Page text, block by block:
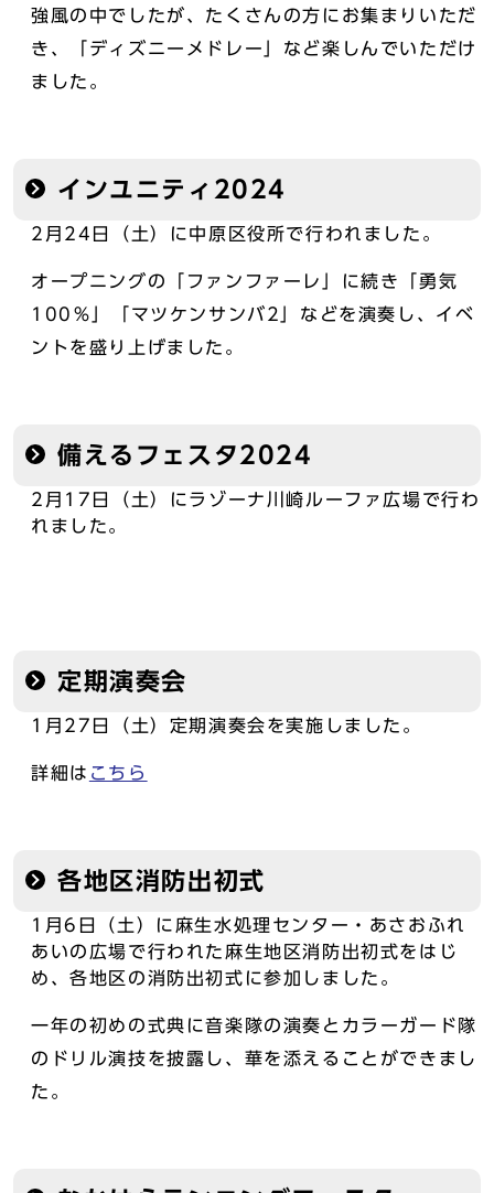
強風の中でしたが、たくさんの方にお集まりいただ
き、「ディズニーメドレー」など楽しんでいただけ
ました。
インユニティ2024
2月24日（土）に中原区役所で行われました。
オープニングの「ファンファーレ」に続き「勇気
100％」「マツケンサンバ2」などを演奏し、イベ
ントを盛り上げました。
備えるフェスタ2024
2月17日（土）にラゾーナ川崎ルーファ広場で行わ
れました。
定期演奏会
1月27日（土）定期演奏会を実施しました。
詳細は こちら
各地区消防出初式
1月6日（土）に麻生水処理センター・あさおふれ
あいの広場で行われた麻生地区消防出初式をはじ
め、各地区の消防出初式に参加しました。
一年の初めの式典に音楽隊の演奏とカラーガード隊
のドリル演技を披露し、華を添えることができまし
た。